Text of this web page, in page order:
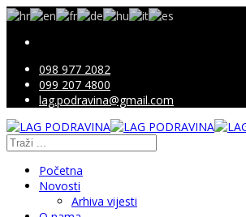
098 977 2082
099 207 4800
lag.podravina@gmail.com
Početna
Novosti
Arhiva vijesti